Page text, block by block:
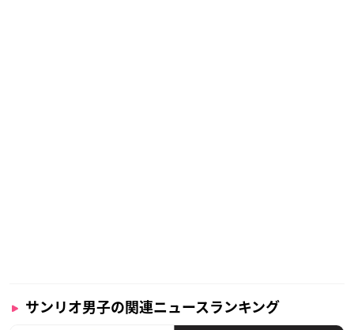
サンリオ男子の関連ニュースランキング